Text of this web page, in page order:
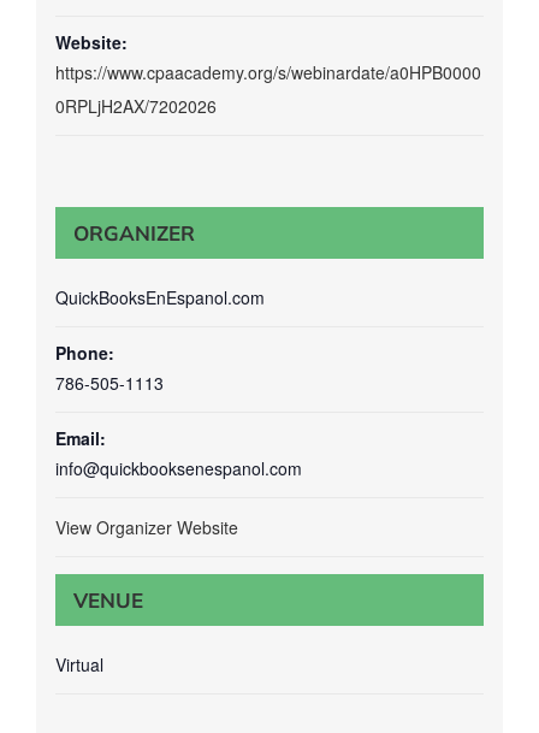
Website:
https://www.cpaacademy.org/s/webinardate/a0HPB0000
0RPLjH2AX/7202026
VENUE
Virtual
ORGANIZER
QuickBooksEnEspanol.com
Phone:
786-505-1113
Email:
info@quickbooksenespanol.com
View Organizer Website